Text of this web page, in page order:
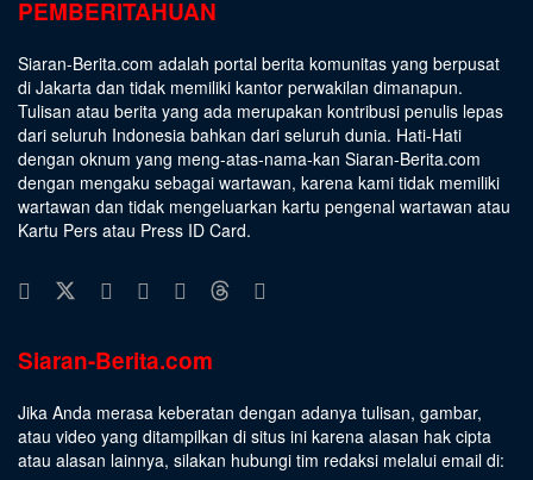
PEMBERITAHUAN
Siaran-Berita.com adalah portal berita komunitas yang berpusat
di Jakarta dan tidak memiliki kantor perwakilan dimanapun.
Tulisan atau berita yang ada merupakan kontribusi penulis lepas
dari seluruh Indonesia bahkan dari seluruh dunia. Hati-Hati
dengan oknum yang meng-atas-nama-kan Siaran-Berita.com
dengan mengaku sebagai wartawan, karena kami tidak memiliki
wartawan dan tidak mengeluarkan kartu pengenal wartawan atau
Kartu Pers atau Press ID Card.
Siaran-Berita.com
Jika Anda merasa keberatan dengan adanya tulisan, gambar,
atau video yang ditampilkan di situs ini karena alasan hak cipta
atau alasan lainnya, silakan hubungi tim redaksi melalui email di: